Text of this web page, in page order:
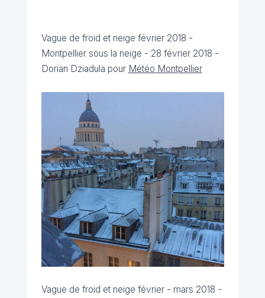
Vague de froid et neige février 2018 -
Montpellier sous la neige - 28 février 2018 -
Dorian Dziadula pour Météo Montpellier
Vague de froid et neige février - mars 2018 -